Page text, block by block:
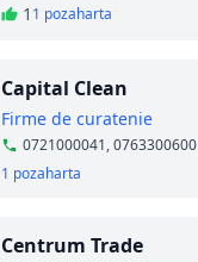
1 1 pozaharta
Capital Clean
Firme de curatenie
0721000041, 0763300600
1 pozaharta
Centrum Trade